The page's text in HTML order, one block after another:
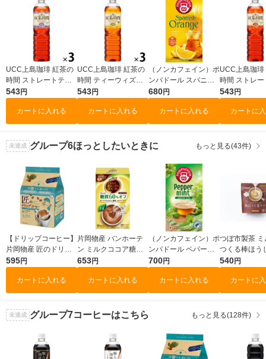
UCC上島珈琲 紅茶の
時間 ストレートティ
ー 無糖 900ml 1セッ
ト（3本）
543円
カートに入れる
UCC上島珈琲 紅茶の
時間 ティーウィズレ
モン 低糖 900ml 1セ
ット（3本）
543円
カートに入れる
（ノンカフェイン）ポ
ンパドール スパニッ
シュオレンジ 1箱(20
バッグ入)（ティーバ
ッグ）
680円
カートに入れる
UCC上島珈琲
時間 ストレー
ー 低糖
ト（3本）
543円
カートに
未達成 グループ6ほっとしたいときに もっと見る(43件)
【ドリップコーヒー】
片岡物産 匠のドリッ
プコーヒー リッチブ
レンド 1パック（8袋
入）
595円
カートに入れる
片岡物産 バンホーテ
ン ミルクココア糖質6
0%オフ 1箱（10本
入）
653円
カートに入れる
（ノンカフェイン）ポ
ンパドール ペパーミ
ント 1箱(20バッグ入)
（ティーバッグ）
700円
カートに入れる
つぼ市製茶 ミ
つくる棒ほう
1袋（80g）
540円
カートに
未達成 グループ7コーヒーはこちら もっと見る(128件)